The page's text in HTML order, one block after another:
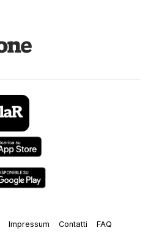
Impressum Contatti
FAQ